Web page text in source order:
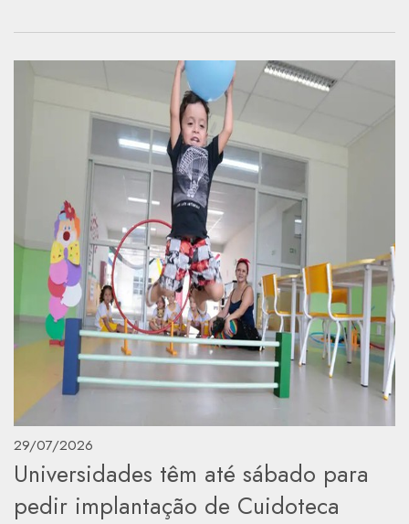
29/07/2026
Universidades têm até sábado para
pedir implantação de Cuidoteca